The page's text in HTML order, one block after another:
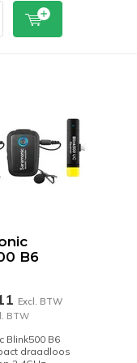
B6
Excl. BTW
BTW
Blink500 B6
draadloos